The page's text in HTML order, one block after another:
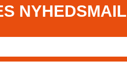
NYHEDSMAIL